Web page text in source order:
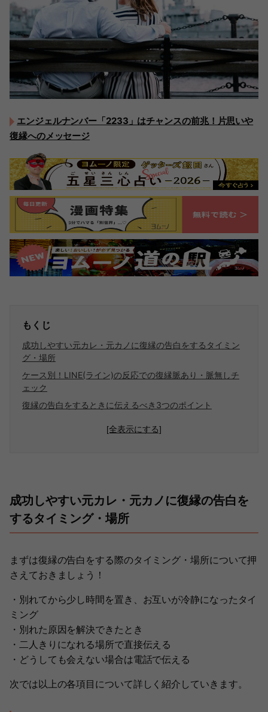
エンジェルナンバー「2233」はチャンスの前兆！片思いや
復縁へのメッセージ
もくじ
成功しやすい元カレ・元カノに復縁の告白をするタイミン
グ・場所
ケース別！LINE(ライン)の反応での復縁脈あり・脈無しチ
ェック
復縁の告白をするときに伝えるべき3つのポイント
[全表示にする]
成功しやすい元カレ・元カノに復縁の告白を
するタイミング・場所
まずは復縁の告白をする際のタイミング・場所について押
さえておきましょう！
・別れてから少し時間を置き、お互いが冷静になったタイ
ミング
・別れた原因を解決できたとき
・二人きりになれる場所で直接伝える
・どうしても会えない場合は電話で伝える
次では以上の各項目について詳しく紹介していきます。